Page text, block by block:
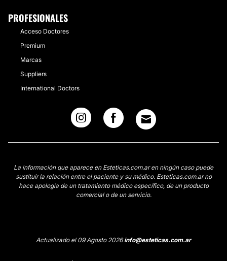
PROFESIONALES
Acceso Doctores
Premium
Marcas
Suppliers
International Doctors
La información que aparece en Esteticas.com.ar en ningún caso puede
sustituir la relación entre el paciente y su médico. Esteticas.com.ar no
hace apología de un tratamiento médico específico, de un producto
comercial o de un servicio.
Actualizado el 09 Agosto 2026info@esteticas.com.ar